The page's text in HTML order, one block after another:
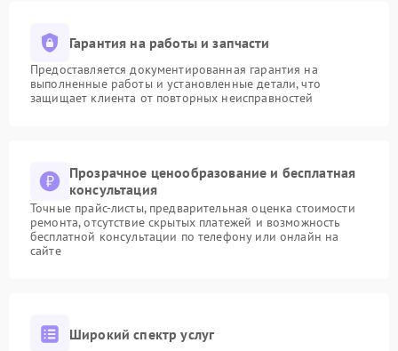
Гарантия на работы и запчасти
Предоставляется документированная гарантия на
выполненные работы и установленные детали, что
защищает клиента от повторных неисправностей
Прозрачное ценообразование и бесплатная
консультация
Точные прайс-листы, предварительная оценка стоимости
ремонта, отсутствие скрытых платежей и возможность
бесплатной консультации по телефону или онлайн на
сайте
Широкий спектр услуг